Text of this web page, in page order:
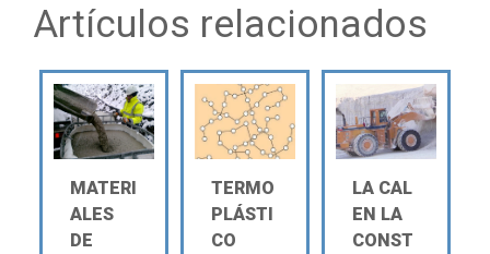
Artículos relacionados
MATERI
ALES
DE
TERMO
PLÁSTI
CO
LA CAL
EN LA
CONST